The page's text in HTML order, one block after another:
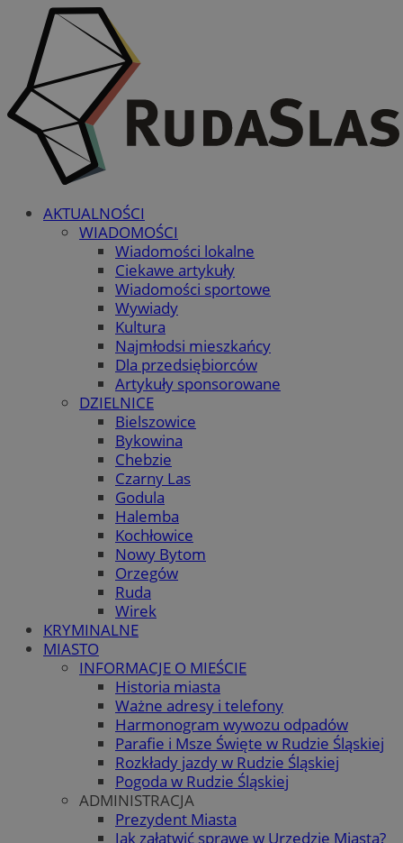
AKTUALNOŚCI
WIADOMOŚCI
Wiadomości lokalne
Ciekawe artykuły
Wiadomości sportowe
Wywiady
Kultura
Najmłodsi mieszkańcy
Dla przedsiębiorców
Artykuły sponsorowane
DZIELNICE
Bielszowice
Bykowina
Chebzie
Czarny Las
Godula
Halemba
Kochłowice
Nowy Bytom
Orzegów
Ruda
Wirek
KRYMINALNE
MIASTO
INFORMACJE O MIEŚCIE
Historia miasta
Ważne adresy i telefony
Harmonogram wywozu odpadów
Parafie i Msze Święte w Rudzie Śląskiej
Rozkłady jazdy w Rudzie Śląskiej
Pogoda w Rudzie Śląskiej
ADMINISTRACJA
Prezydent Miasta
Jak załatwić sprawę w Urzędzie Miasta?